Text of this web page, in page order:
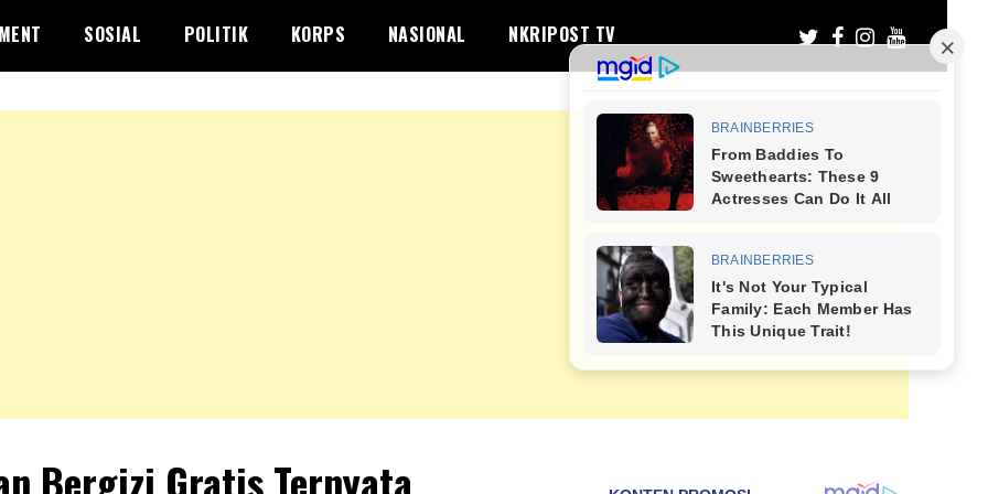
SOSIAL POLITIK KORPS NASIONAL NKRIPOST TV
Bergizi Gratis Ternyata